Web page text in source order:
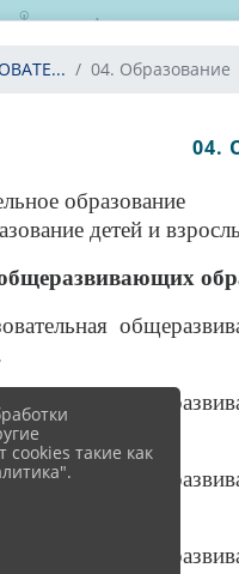
04. Образование
04.
образование
детей и
и каноэ».
такие как